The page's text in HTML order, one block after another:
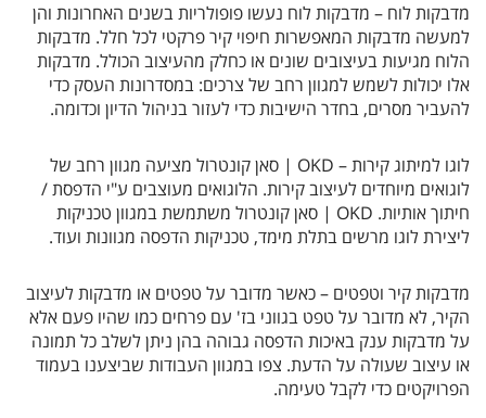
מדבקות לוח – מדבקות לוח נעשו פופולריות בשנים האחרונות והן
למעשה מדבקות המאפשרות חיפוי קיר פרקטי לכל חלל. מדבקות
הלוח מגיעות בעיצובים שונים או כחלק מהעיצוב הכולל. מדבקות
אלו יכולות לשמש למגוון רחב של צרכים: במסדרונות העסק כדי
להעביר מסרים, בחדר הישיבות כדי לעזור בניהול הדיון וכדומה.
לוגו למיתוג קירות – OKD | סאן קונטרול מציעה מגוון רחב של
לוגואים מיוחדים לעיצוב קירות. הלוגואים מעוצבים ע"י הדפסת /
חיתוך אותיות. OKD | סאן קונטרול משתמשת במגוון טכניקות
ליצירת לוגו מרשים בתלת מימד, טכניקות הדפסה מגוונות ועוד.
מדבקות קיר וטפטים – כאשר מדובר על טפטים או מדבקות לעיצוב
הקיר, לא מדובר על טפט בגווני בז' עם פרחים כמו שהיו פעם אלא
על מדבקות ענק באיכות הדפסה גבוהה בהן ניתן לשלב כל תמונה
או עיצוב שעולה על הדעת. צפו במגוון העבודות שביצענו בעמוד
הפרויקטים כדי לקבל טעימה.